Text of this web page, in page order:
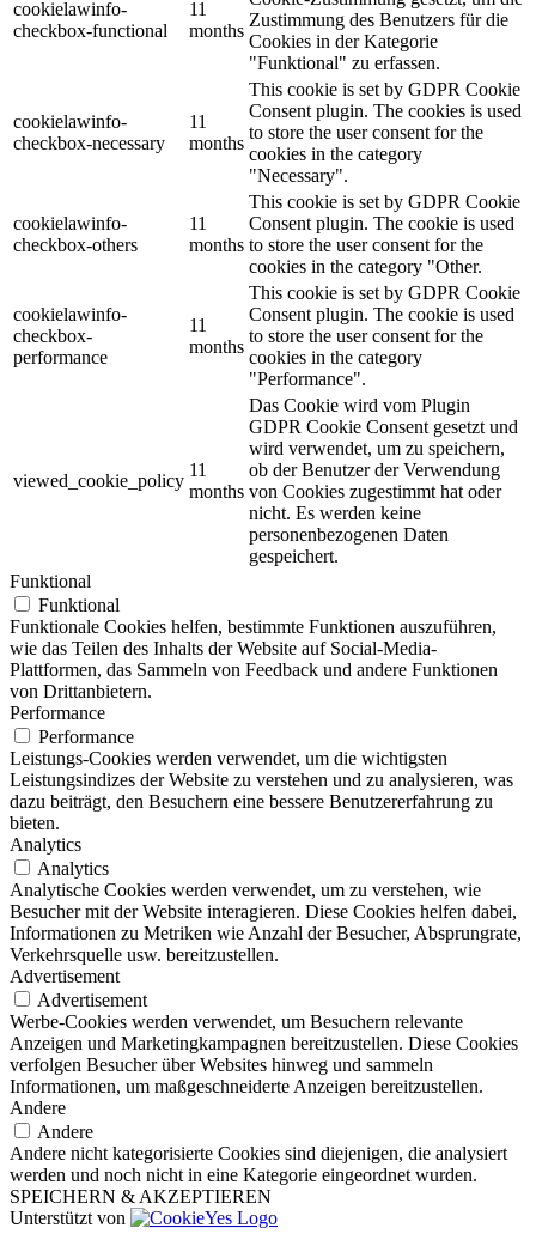
cookielawinfo-
checkbox-functional
11
months
Zustimmung des Benutzers für die
Cookies in der Kategorie
"Funktional" zu erfassen.
cookielawinfo-
checkbox-necessary
11
months
This cookie is set by GDPR Cookie
Consent plugin. The cookies is used
to store the user consent for the
cookies in the category
"Necessary".
cookielawinfo-
checkbox-others
11
months
This cookie is set by GDPR Cookie
Consent plugin. The cookie is used
to store the user consent for the
cookies in the category "Other.
cookielawinfo-
checkbox-
performance
11
months
This cookie is set by GDPR Cookie
Consent plugin. The cookie is used
to store the user consent for the
cookies in the category
"Performance".
viewed_cookie_policy
11
months
Das Cookie wird vom Plugin
GDPR Cookie Consent gesetzt und
wird verwendet, um zu speichern,
ob der Benutzer der Verwendung
von Cookies zugestimmt hat oder
nicht. Es werden keine
personenbezogenen Daten
gespeichert.
Funktional
Funktional
Funktionale Cookies helfen, bestimmte Funktionen auszuführen,
wie das Teilen des Inhalts der Website auf Social-Media-
Plattformen, das Sammeln von Feedback und andere Funktionen
von Drittanbietern.
Performance
Performance
Leistungs-Cookies werden verwendet, um die wichtigsten
Leistungsindizes der Website zu verstehen und zu analysieren, was
dazu beiträgt, den Besuchern eine bessere Benutzererfahrung zu
bieten.
Analytics
Analytics
Analytische Cookies werden verwendet, um zu verstehen, wie
Besucher mit der Website interagieren. Diese Cookies helfen dabei,
Informationen zu Metriken wie Anzahl der Besucher, Absprungrate,
Verkehrsquelle usw. bereitzustellen.
Advertisement
Advertisement
Werbe-Cookies werden verwendet, um Besuchern relevante
Anzeigen und Marketingkampagnen bereitzustellen. Diese Cookies
verfolgen Besucher über Websites hinweg und sammeln
Informationen, um maßgeschneiderte Anzeigen bereitzustellen.
Andere
Andere
Andere nicht kategorisierte Cookies sind diejenigen, die analysiert
werden und noch nicht in eine Kategorie eingeordnet wurden.
SPEICHERN & AKZEPTIEREN
Unterstützt von